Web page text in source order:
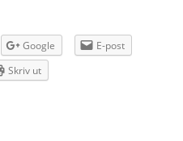
Google
E-post
Skriv ut